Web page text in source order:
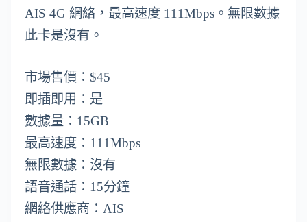
AIS 4G 網絡，最高速度 111Mbps。無限數據
此卡是沒有。
市場售價：$45
即插即用：是
數據量：15GB
最高速度：111Mbps
無限數據：沒有
語音通話：15分鐘
網絡供應商：AIS